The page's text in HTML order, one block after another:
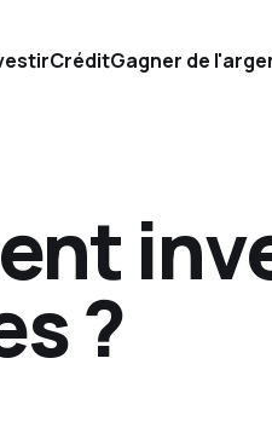
CréditGagner de
?